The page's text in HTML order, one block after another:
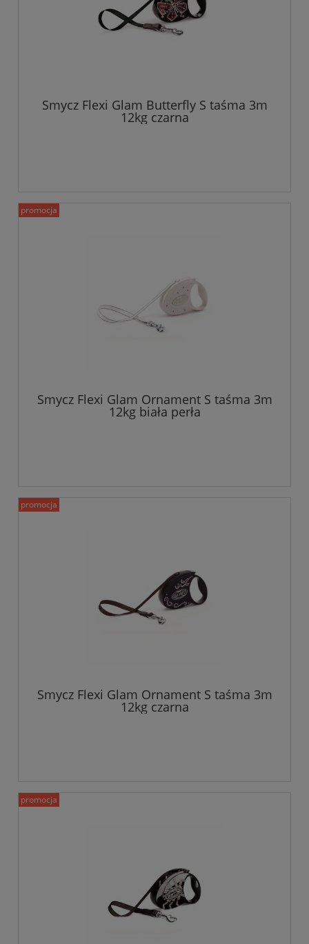
Smycz Flexi Glam Butterfly S taśma 3m
12kg czarna
Smycz Flexi Glam Ornament S taśma 3m
12kg biała perła
promocja
Smycz Flexi Glam Ornament S taśma 3m
12kg czarna
promocja
promocja